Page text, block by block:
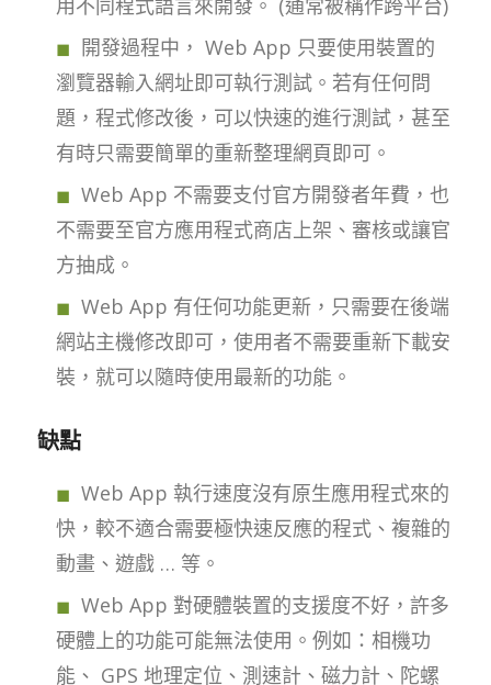
用不同程式語言來開發。 (通常被稱作跨平台)
開發過程中， Web App 只要使用裝置的
瀏覽器輸入網址即可執行測試。若有任何問
題，程式修改後，可以快速的進行測試，甚至
有時只需要簡單的重新整理網頁即可。
Web App 不需要支付官方開發者年費，也
不需要至官方應用程式商店上架、審核或讓官
方抽成。
Web App 有任何功能更新，只需要在後端
網站主機修改即可，使用者不需要重新下載安
裝，就可以隨時使用最新的功能。
缺點
Web App 執行速度沒有原生應用程式來的
快，較不適合需要極快速反應的程式、複雜的
動畫、遊戲 … 等。
Web App 對硬體裝置的支援度不好，許多
硬體上的功能可能無法使用。例如：相機功
能、 GPS 地理定位、測速計、磁力計、陀螺